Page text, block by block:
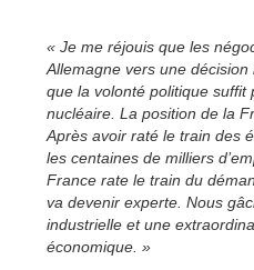
« Je me réjouis que les
Allemagne vers une
que la volonté politique
nucléaire. La position de la
Après avoir raté le train des
les centaines de milliers
France rate le train du
va devenir experte. Nous
industrielle et une
économique. »